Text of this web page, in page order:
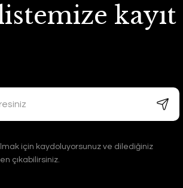
kayıt
için kaydoluyorsunuz ve dilediğiniz
çıkabilirsiniz.